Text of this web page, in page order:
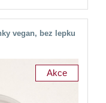
vegan, bez lepku
Akce